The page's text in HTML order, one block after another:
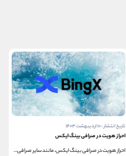
تاریخ انتشار : ۱۰ اردیبهشت ۱۴۰۳
احراز هویت در صرافی بینگ ایکس
احراز هویت در صرافی بینگ ایکس، مانند سایر صرافی...